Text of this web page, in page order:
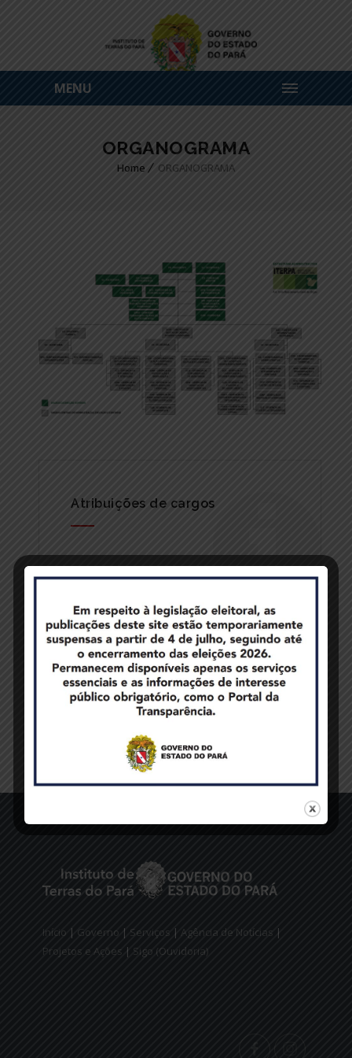
MENU
ORGANOGRAMA
Home ORGANOGRAMA
Atribuições de cargos
Atribuições dos setores
Início | Governo | Serviços | Agência de Notícias |
Projetos e Ações | Sigo (Ouvidoria)